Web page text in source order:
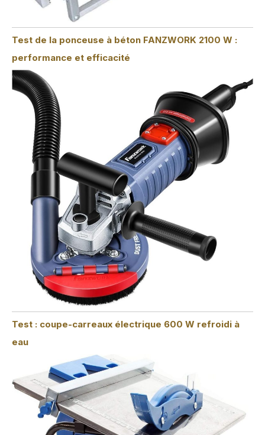
Test de la ponceuse à béton FANZWORK 2100 W :
performance et efficacité
Test : coupe-carreaux électrique 600 W refroidi à
eau